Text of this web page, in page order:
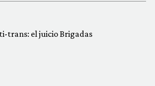
trans: el juicio Brigadas